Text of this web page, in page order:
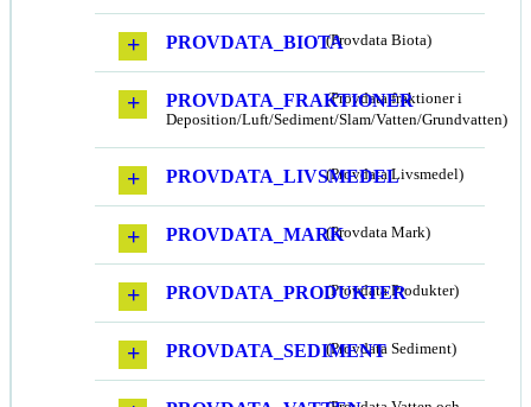
PROVDATA_BIOTA(Provdata Biota)
PROVDATA_FRAKTIONER
(Provdata fraktioner i
Deposition/Luft/Sediment/Slam/Vatten/Grundvatten)
PROVDATA_LIVSMEDEL
(Provdata Livsmedel)
PROVDATA_MARK(Provdata Mark)
PROVDATA_PRODUKTER
(Provdata Produkter)
PROVDATA_SEDIMENT(Provdata Sediment)